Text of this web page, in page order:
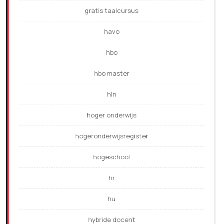
gratis taalcursus
havo
hbo
hbo master
hln
hoger onderwijs
hogeronderwijsregister
hogeschool
hr
hu
hybride docent